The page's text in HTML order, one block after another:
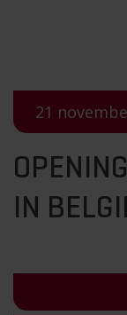
21
IN